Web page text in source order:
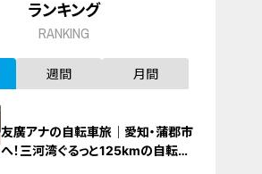
ランキング
RANKING
週間 月間
友廣アナの自転車旅｜愛知・蒲郡市
へ！三河湾ぐるっと125kmの自転車